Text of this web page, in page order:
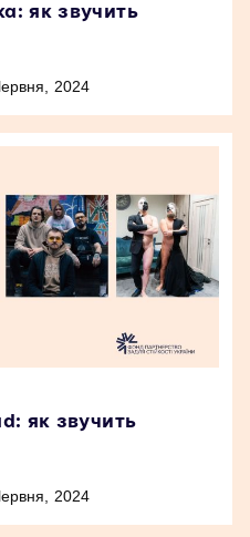
як звучить
2024
як звучить
2024